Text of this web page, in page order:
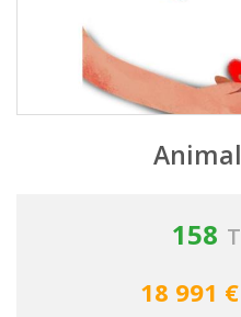
158
18 991 €